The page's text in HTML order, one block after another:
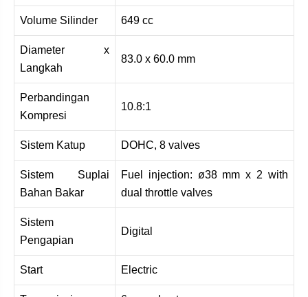
Volume Silinder 649 cc
Diameter x
Langkah
83.0 x 60.0 mm
Perbandingan
Kompresi
10.8:1
Sistem Katup DOHC, 8 valves
Sistem Suplai
Bahan Bakar
Fuel injection: ø38 mm x 2 with
dual throttle valves
Sistem
Pengapian
Digital
Start Electric